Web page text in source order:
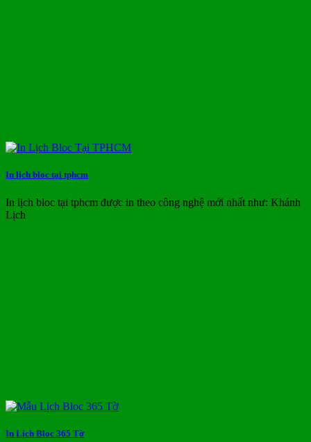
In lịch bloc tại tphcm
In lịch bloc tại tphcm được in theo công nghệ mới nhất như: Khánh
Lịch
In Lịch Bloc 365 Tờ